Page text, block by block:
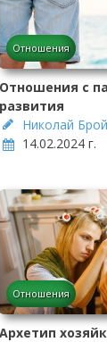
Отношения
Отношения с
развития
Николай
14.02.2024 г.
Отношения
Архетип